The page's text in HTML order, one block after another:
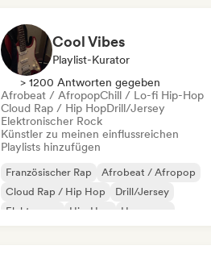
Cool Vibes
Playlist-Kurator
> 1200 Antworten gegeben
Afrobeat / AfropopChill / Lo-fi Hip-Hop
Cloud Rap / Hip HopDrill/Jersey
Elektronischer Rock
Künstler zu meinen einflussreichen
Playlists hinzufügen
Französischer Rap
Afrobeat / Afropop
Cloud Rap / Hip Hop
Drill/Jersey
Elektropop
Hip-Hop
Hyperpop